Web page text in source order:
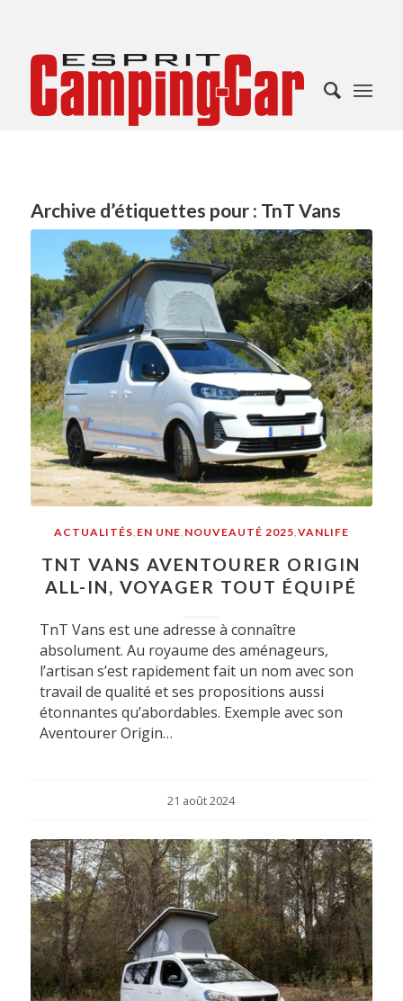
Archive d’étiquettes pour : TnT Vans
ACTUALITÉS EN UNE NOUVEAUTÉ 2025 VANLIFE
TNT VANS AVENTOURER ORIGIN
ALL-IN, VOYAGER TOUT ÉQUIPÉ
TnT Vans est une adresse à connaître
absolument. Au royaume des aménageurs,
l’artisan s’est rapidement fait un nom avec son
travail de qualité et ses propositions aussi
étonnantes qu’abordables. Exemple avec son
Aventourer Origin…
21 août 2024